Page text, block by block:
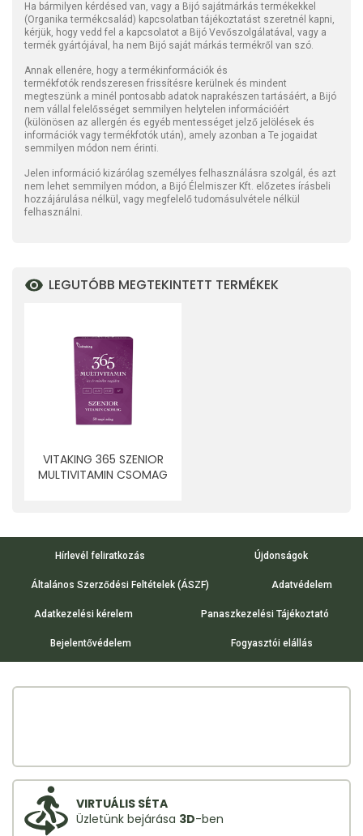
Ha bármilyen kérdésed van, vagy a Bijó sajátmárkás termékekkel
(Organika termékcsalád) kapcsolatban tájékoztatást szeretnél kapni,
kérjük, hogy vedd fel a kapcsolatot a Bijó Vevőszolgálatával, vagy a
termék gyártójával, ha nem Bijó saját márkás termékről van szó.
Annak ellenére, hogy a termékinformációk és
termékfotók rendszeresen frissítésre kerülnek és mindent
megteszünk a minél pontosabb adatok naprakészen tartásáért, a Bijó
nem vállal felelősséget semmilyen helytelen információért
(különösen az allergén és egyéb mentességet jelző jelölések és
információk vagy termékfotók után), amely azonban a Te jogaidat
semmilyen módon nem érinti.
Jelen információ kizárólag személyes felhasználásra szolgál, és azt
nem lehet semmilyen módon, a Bijó Élelmiszer Kft. előzetes írásbeli
hozzájárulása nélkül, vagy megfelelő tudomásulvétele nélkül
felhasználni.
LEGUTÓBB MEGTEKINTETT TERMÉKEK
VITAKING 365 SZENIOR
MULTIVITAMIN CSOMAG
Hírlevél feliratkozás Újdonságok
Általános Szerződési Feltételek (ÁSZF) Adatvédelem
Adatkezelési kérelem Panaszkezelési Tájékoztató
Bejelentővédelem Fogyasztói elállás
VIRTUÁLIS SÉTA
Üzletünk bejárása 3D-ben